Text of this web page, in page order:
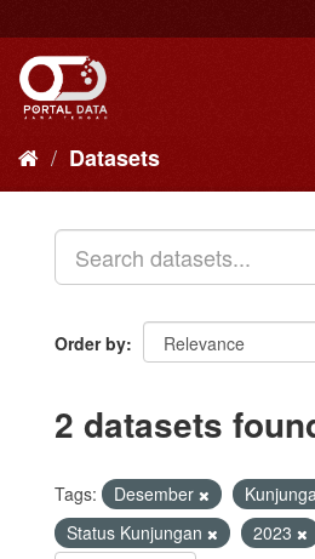
to
content
Datasets
Order by
2 datasets
Tags: Desember
Status Kunjungan
2023